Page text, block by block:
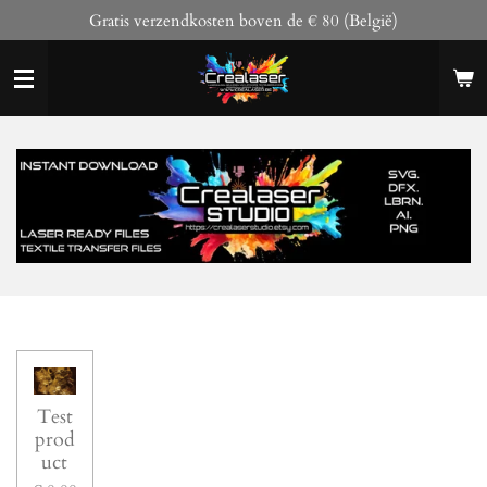
direct
naar
de
hoofdinhoud
Gratis verzendkosten boven de € 80 (België)
Test
prod
uct